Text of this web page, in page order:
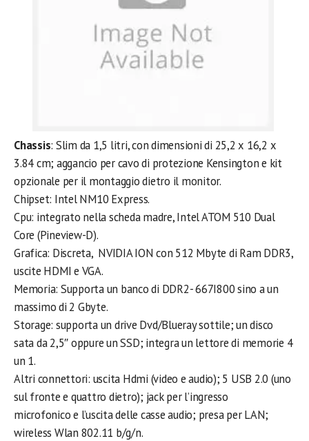
Chassis: Slim da 1,5 litri, con dimensioni di 25,2 x 16,2 x
3.84 cm; aggancio per cavo di protezione Kensington e kit
opzionale per il montaggio dietro il monitor.
Chipset: Intel NM10 Express.
Cpu: integrato nella scheda madre, Intel ATOM 510 Dual
Core (Pineview-D).
Grafica: Discreta, NVIDIA ION con 512 Mbyte di Ram DDR3,
uscite HDMI e VGA.
Memoria: Supporta un banco di DDR2- 667I800 sino a un
massimo di 2 Gbyte.
Storage: supporta un drive Dvd/Blueray sottile; un disco
sata da 2,5″ oppure un SSD; integra un lettore di memorie 4
un 1.
Altri connettori: uscita Hdmi (video e audio); 5 USB 2.0 (uno
sul fronte e quattro dietro); jack per l’ingresso
microfonico e l’uscita delle casse audio; presa per LAN;
wireless Wlan 802.11 b/g/n.